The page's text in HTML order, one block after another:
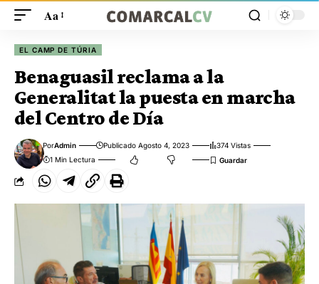
Aa
EL CAMP DE TÚRIA
Benaguasil reclama a la
Generalitat la puesta en marcha
del Centro de Día
PorAdmin Publicado Agosto 4, 2023
374 Vistas
1 Min Lectura